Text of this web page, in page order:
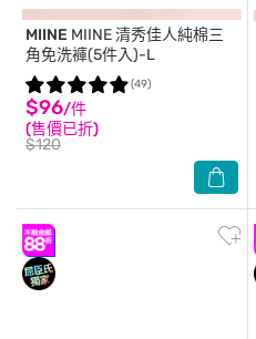
MIINE MIINE 清秀佳人純棉三
角免洗褲(5件入)-L
$96/件
(售價已折)
$120
(49)